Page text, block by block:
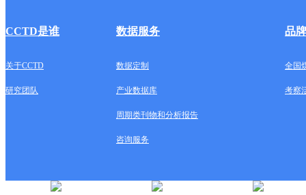
CCTD是谁 数据服务 品
关于CCTD 数据定制 全国
研究团队 产业数据库 考察
周期类刊物和分析报告
咨询服务